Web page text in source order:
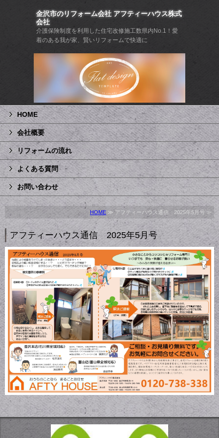
金沢市のリフォーム会社 アフティーハウス株式
会社
介護保険制度を利用した住宅改修施工数県内No.1！愛
着のある我が家、賢いリフォームで快適に
HOME
会社概要
リフォームの流れ
よくある質問
お問い合わせ
HOME ≫ アフティーハウス通信 2025年5月号 ≫
アフティーハウス通信 2025年5月号